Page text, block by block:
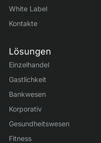
White Label
Kontakte
Lösungen
Einzelhandel
Gastlichkeit
Bankwesen
Korporativ
Gesundheitswesen
Fitness